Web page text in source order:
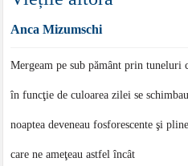
Anca Mizumschi
Mergeam pe sub pământ prin tuneluri
în funcţie de culoarea zilei se schimbau,
noaptea deveneau fosforescente şi
care ne ameţeau astfel încât